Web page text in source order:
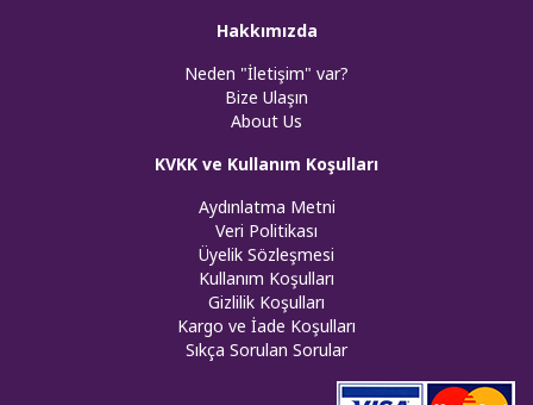
Hakkımızda
Neden "İletişim" var?
Bize Ulaşın
About Us
KVKK ve Kullanım Koşulları
Aydınlatma Metni
Veri Politikası
Üyelik Sözleşmesi
Kullanım Koşulları
Gizlilik Koşulları
Kargo ve İade Koşulları
Sıkça Sorulan Sorular